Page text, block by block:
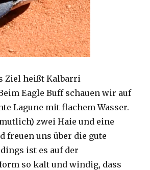
Ziel heißt Kalbarri
Eagle Buff schauen wir auf
Lagune mit flachem Wasser.
zwei Haie und eine
freuen uns über die gute
ist es auf der
so kalt und windig, dass